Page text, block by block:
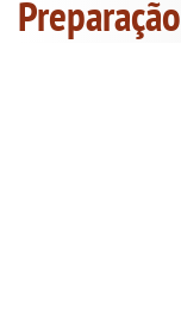
Preparação